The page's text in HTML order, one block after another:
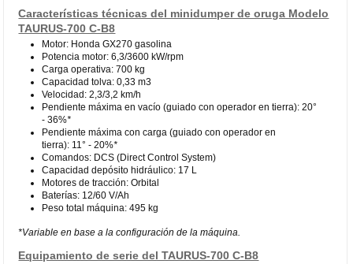
Características técnicas del minidumper de oruga Modelo
TAURUS-700 C-B8
Motor: Honda GX270 gasolina
Potencia motor: 6,3/3600 kW/rpm
Carga operativa: 700 kg
Capacidad tolva: 0,33 m3
Velocidad: 2,3/3,2 km/h
Pendiente máxima en vacío (guiado con operador en tierra): 20°
- 36%*
Pendiente máxima con carga (guiado con operador en
tierra): 11° - 20%*
Comandos: DCS (Direct Control System)
Capacidad depósito hidráulico: 17 L
Motores de tracción: Orbital
Baterías: 12/60 V/Ah
Peso total máquina: 495 kg
*Variable en base a la configuración de la máquina.
Equipamiento de serie del TAURUS-700 C-B8